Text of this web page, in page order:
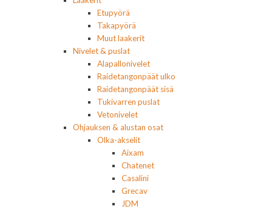
Etupyörä
Takapyörä
Muut laakerit
Nivelet & puslat
Alapallonivelet
Raidetangonpäät ulko
Raidetangonpäät sisä
Tukivarren puslat
Vetonivelet
Ohjauksen & alustan osat
Olka-akselit
Aixam
Chatenet
Casalini
Grecav
JDM